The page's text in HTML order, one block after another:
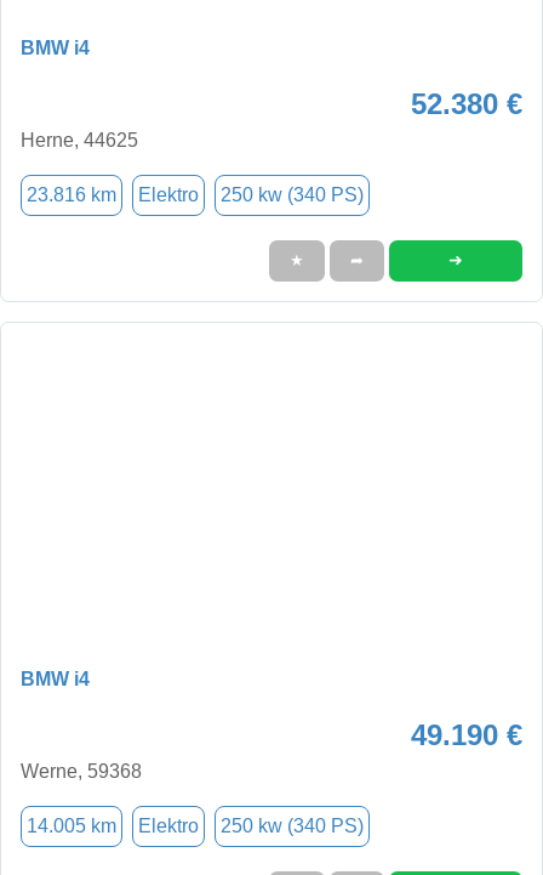
BMW i4
52.380 €
Herne, 44625
23.816 km Elektro 250 kw (340 PS)
★ ➦ ➜
BMW i4
49.190 €
Werne, 59368
14.005 km Elektro 250 kw (340 PS)